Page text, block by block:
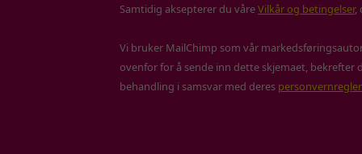
11
12
Samtidig aksepterer du våreVilkår og betingelser,
Vi bruker MailChimp som vår
ovenfor for å sende inn dette skjemaet,
behandling i samsvar med deres personvernregler